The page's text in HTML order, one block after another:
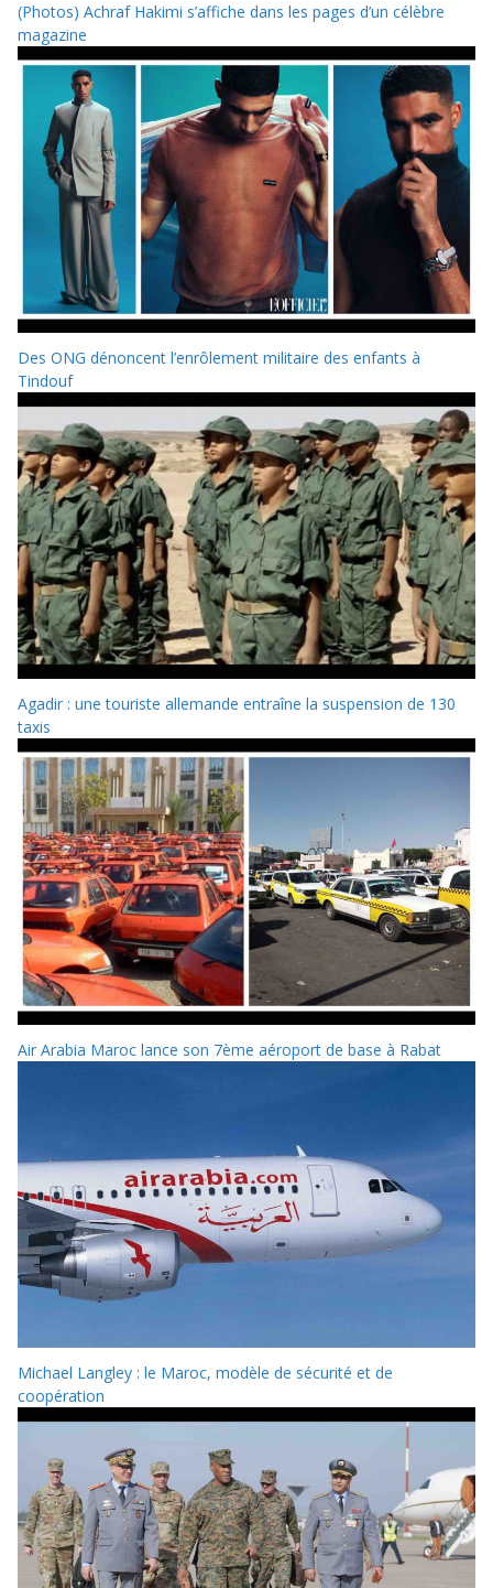
(Photos) Achraf Hakimi s’affiche dans les pages d’un célèbre
magazine
Des ONG dénoncent l’enrôlement militaire des enfants à
Tindouf
Agadir : une touriste allemande entraîne la suspension de 130
taxis
Air Arabia Maroc lance son 7ème aéroport de base à Rabat
Michael Langley : le Maroc, modèle de sécurité et de
coopération